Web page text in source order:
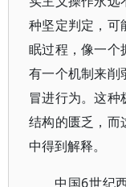
种坚定判定，可
眠过程，像一个
有一个机制来削
冒进行为。这
结构的匮乏，而
中得到解释。
中国6世纪